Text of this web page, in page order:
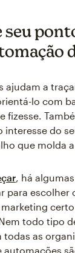
seu
ajudam a
lo com
fizesse.
interesse do
que molda a
, há
para escolher
todo tipo
as
automações